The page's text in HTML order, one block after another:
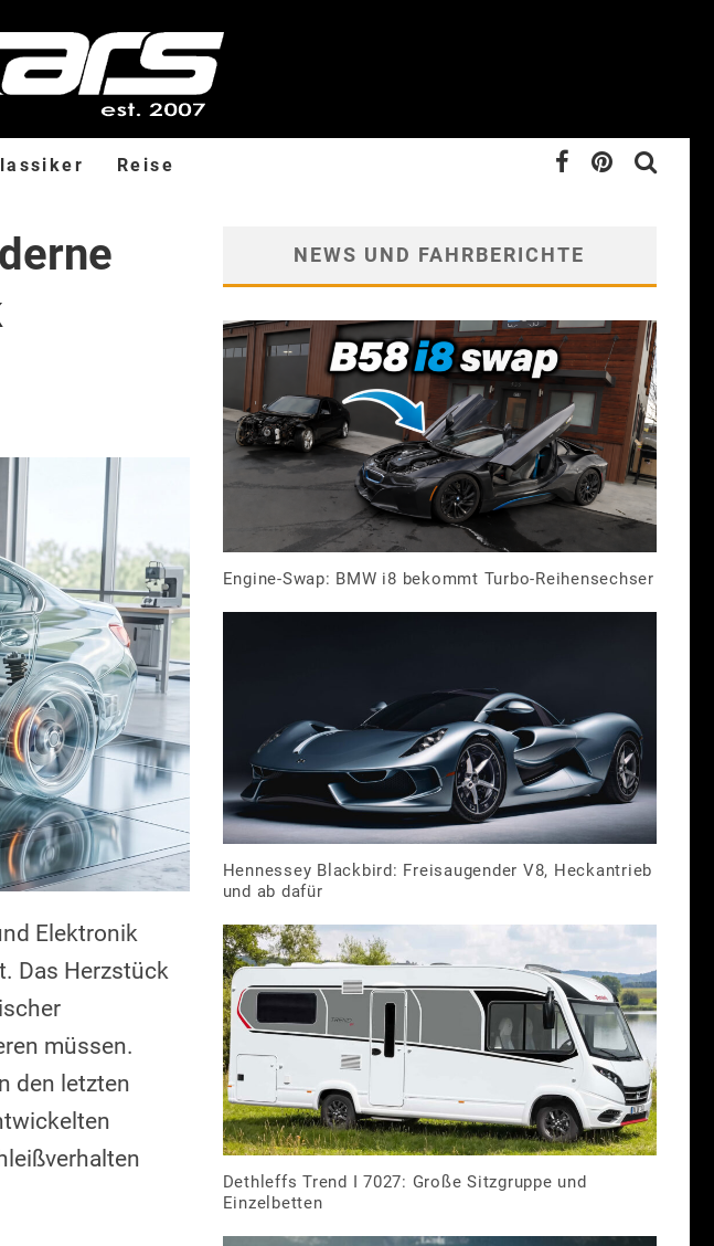
Reise
Elektronik
Das Herzstück
müssen.
den letzten
NEWS UND FAHRBERICHTE
Engine-Swap: BMW i8 bekommt Turbo-Reihensechser
Hennessey Blackbird: Freisaugender V8, Heckantrieb
und ab dafür
Dethleffs Trend I 7027: Große Sitzgruppe und
Einzelbetten